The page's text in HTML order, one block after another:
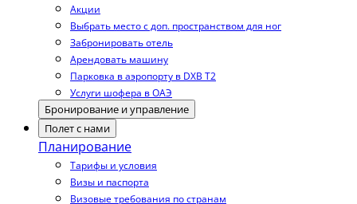
Акции
Выбрать место с доп. пространством для ног
Забронировать отель
Арендовать машину
Парковка в аэропорту в DXB T2
Услуги шофера в ОАЭ
Бронирование и управление
Полет с нами
Планирование
Тарифы и условия
Визы и паспорта
Визовые требования по странам